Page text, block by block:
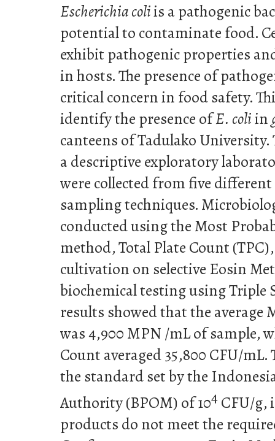
Escherichia coliis a pathogenic
potential to contaminate food.
exhibit pathogenic properties
in hosts. The presence of
critical concern in food safety.
identify the presence ofE. coliin
canteens of Tadulako University.
a descriptive exploratory
were collected from five
sampling techniques.
conducted using the Most
method, Total Plate Count
cultivation on selective Eosin
biochemical testing using Triple
results showed that the average
was 4,900 MPN /mL of sample,
Count averaged 35,800 CFU/mL.
the standard set by the
Authority (BPOM) of 104CFU/g,
products do not meet the